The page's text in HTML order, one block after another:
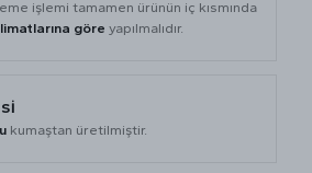
işlemi tamamen ürünün iç kısmında
göre yapılmalıdır.
kumaştan üretilmiştir.